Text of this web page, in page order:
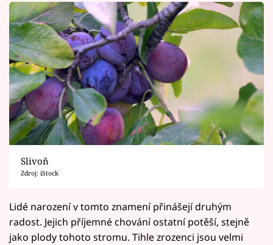
Slivoň
Zdroj: iStock
Lidé narození v tomto znamení přinášejí druhým
radost. Jejich příjemné chování ostatní potěší, stejně
jako plody tohoto stromu. Tihle zrozenci jsou velmi